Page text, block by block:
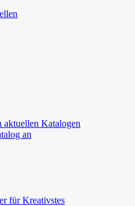
Katalogen
an
für Kreativstes